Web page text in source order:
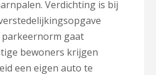
Verdichting is bij
gaat
bewoners krijgen
een eigen auto te